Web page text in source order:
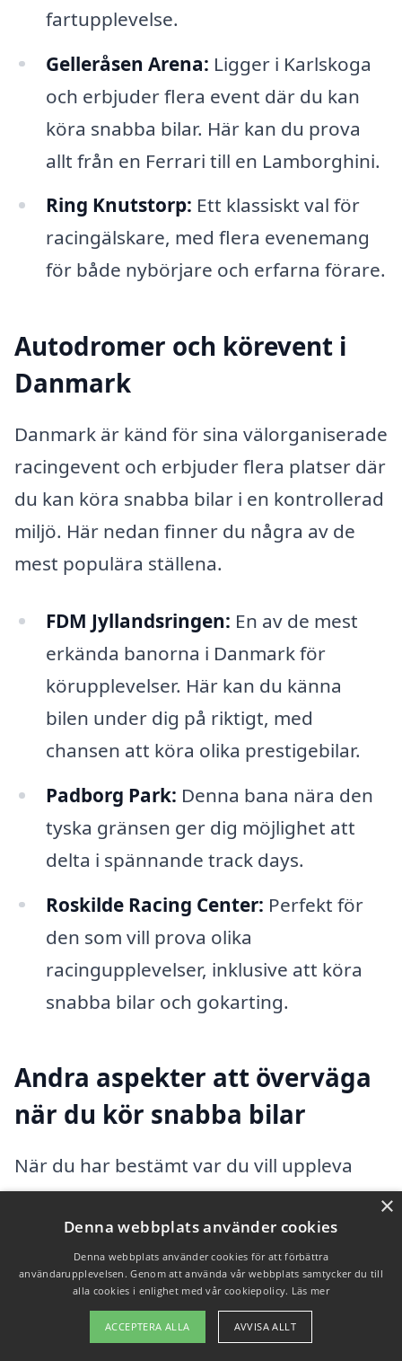
fartupplevelse.
Gelleråsen Arena: Ligger i Karlskoga
och erbjuder flera event där du kan
köra snabba bilar. Här kan du prova
allt från en Ferrari till en Lamborghini.
Ring Knutstorp: Ett klassiskt val för
racingälskare, med flera evenemang
för både nybörjare och erfarna förare.
Autodromer och körevent i
Danmark
Danmark är känd för sina välorganiserade
racingevent och erbjuder flera platser där
du kan köra snabba bilar i en kontrollerad
miljö. Här nedan finner du några av de
mest populära ställena.
FDM Jyllandsringen: En av de mest
erkända banorna i Danmark för
körupplevelser. Här kan du känna
bilen under dig på riktigt, med
chansen att köra olika prestigebilar.
Padborg Park: Denna bana nära den
tyska gränsen ger dig möjlighet att
delta i spännande track days.
Roskilde Racing Center: Perfekt för
den som vill prova olika
racingupplevelser, inklusive att köra
snabba bilar och gokarting.
Andra aspekter att överväga
när du kör snabba bilar
När du har bestämt var du vill uppleva
känslan av att köra snabba bilar i Sverige
eller Danmark, kanske du också vill
överväga följande faktorer:
Säkerhet:Kontrollera att
×
Denna webbplats använder cookies
Denna webbplats använder cookies för att förbättra
användarupplevelsen. Genom att använda vår webbplats samtycker du till
alla cookies i enlighet med vår cookiepolicy. Läs mer
ACCEPTERA ALLA AVVISA ALLT